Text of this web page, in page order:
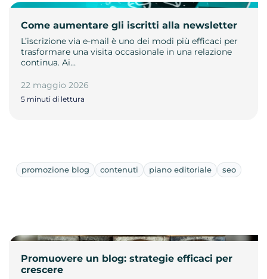
Come aumentare gli iscritti alla newsletter
L’iscrizione via e-mail è uno dei modi più efficaci per
trasformare una visita occasionale in una relazione
continua. Ai…
22 maggio 2026
5 minuti di lettura
promozione blog contenuti piano editoriale seo
Promuovere un blog: strategie efficaci per
crescere